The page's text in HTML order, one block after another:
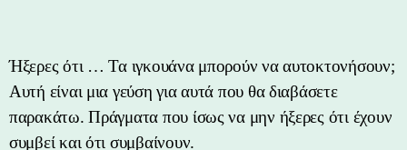
Ήξερες ότι … Τα ιγκουάνα μπορούν να αυτοκτονήσουν;
Αυτή είναι μια γεύση για αυτά που θα διαβάσετε
παρακάτω. Πράγματα που ίσως να μην ήξερες ότι έχουν
συμβεί και ότι συμβαίνουν.